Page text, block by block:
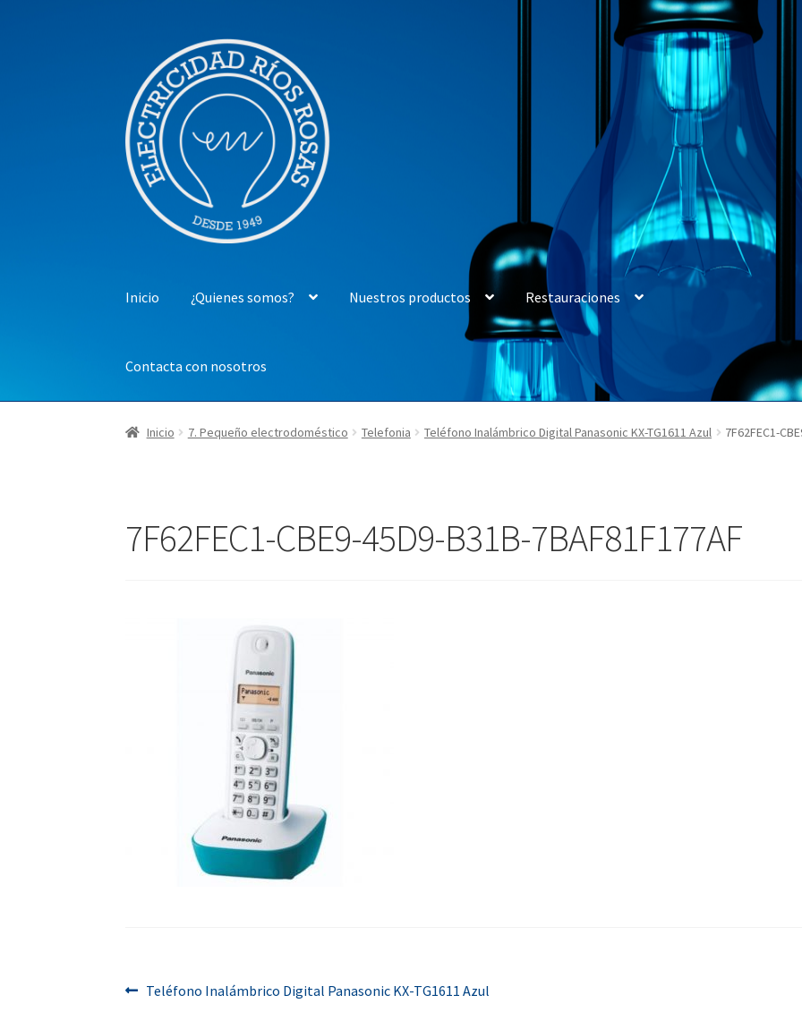
la
navegación
contenido
Inicio ¿Quienes somos? Nuestros productos Restauraciones
Contacta con nosotros
Inicio 7. Pequeño electrodoméstico Telefonia Teléfono Inalámbrico Digital Panasonic KX-TG1611 Azul 7F62FEC1-
7F62FEC1-CBE9-45D9-B31B-7BAF81F177AF
Navegación
Anterior:
Teléfono Inalámbrico Digital Panasonic KX-TG1611 Azul